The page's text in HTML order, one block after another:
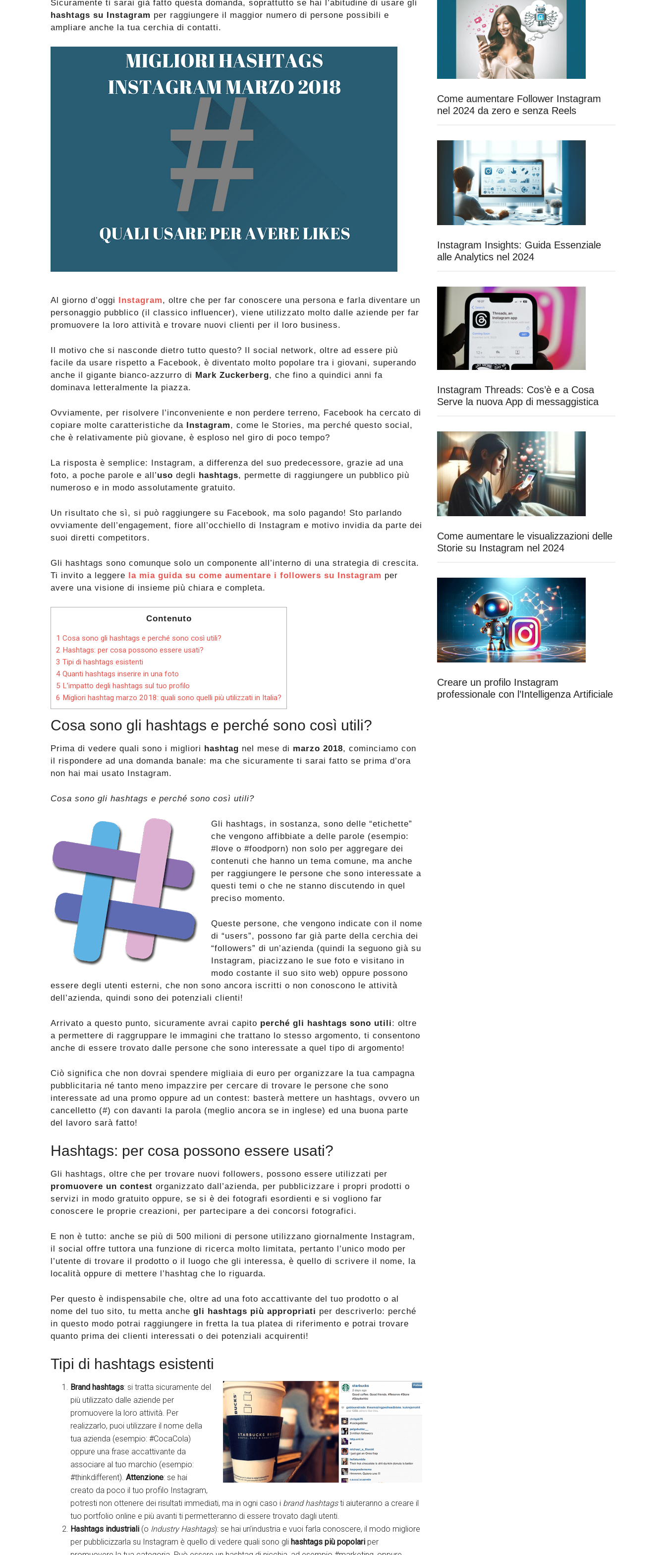
Sicuramente ti sarai già fatto questa domanda, soprattutto se hai l’abitudine di usare gli
hashtags su Instagram per raggiungere il maggior numero di persone possibili e
ampliare anche la tua cerchia di contatti.
Al giorno d’oggi Instagram, oltre che per far conoscere una persona e farla diventare un
personaggio pubblico (il classico influencer), viene utilizzato molto dalle aziende per far
promuovere la loro attività e trovare nuovi clienti per il loro business.
Il motivo che si nasconde dietro tutto questo? Il social network, oltre ad essere più
facile da usare rispetto a Facebook, è diventato molto popolare tra i giovani, superando
anche il gigante bianco-azzurro di Mark Zuckerberg, che fino a quindici anni fa
dominava letteralmente la piazza.
Ovviamente, per risolvere l’inconveniente e non perdere terreno, Facebook ha cercato di
copiare molte caratteristiche da Instagram, come le Stories, ma perché questo social,
che è relativamente più giovane, è esploso nel giro di poco tempo?
La risposta è semplice: Instagram, a differenza del suo predecessore, grazie ad una
foto, a poche parole e all’uso degli hashtags, permette di raggiungere un pubblico più
numeroso e in modo assolutamente gratuito.
Un risultato che sì, si può raggiungere su Facebook, ma solo pagando! Sto parlando
ovviamente dell’engagement, fiore all’occhiello di Instagram e motivo invidia da parte dei
suoi diretti competitors.
Gli hashtags sono comunque solo un componente all’interno di una strategia di crescita.
Ti invito a leggere la mia guida su come aumentare i followers su Instagram per
avere una visione di insieme più chiara e completa.
Contenuto
1 Cosa sono gli hashtags e perché sono così utili?
2 Hashtags: per cosa possono essere usati?
3 Tipi di hashtags esistenti
4 Quanti hashtags inserire in una foto
5 L’impatto degli hashtags sul tuo profilo
6 Migliori hashtag marzo 2018: quali sono quelli più utilizzati in Italia?
Cosa sono gli hashtags e perché sono così utili?
Prima di vedere quali sono i migliori hashtag nel mese di marzo 2018, cominciamo con
il rispondere ad una domanda banale: ma che sicuramente ti sarai fatto se prima d’ora
non hai mai usato Instagram.
Cosa sono gli hashtags e perché sono così utili?
Gli hashtags, in sostanza, sono delle “etichette”
che vengono affibbiate a delle parole (esempio:
#love o #foodporn) non solo per aggregare dei
contenuti che hanno un tema comune, ma anche
per raggiungere le persone che sono interessate a
questi temi o che ne stanno discutendo in quel
preciso momento.
Queste persone, che vengono indicate con il nome
di “users”, possono far già parte della cerchia dei
“followers” di un’azienda (quindi la seguono già su
Instagram, piacizzano le sue foto e visitano in
modo costante il suo sito web) oppure possono
essere degli utenti esterni, che non sono ancora iscritti o non conoscono le attività
dell’azienda, quindi sono dei potenziali clienti!
Arrivato a questo punto, sicuramente avrai capito perché gli hashtags sono utili: oltre
a permettere di raggruppare le immagini che trattano lo stesso argomento, ti consentono
anche di essere trovato dalle persone che sono interessate a quel tipo di argomento!
Ciò significa che non dovrai spendere migliaia di euro per organizzare la tua campagna
pubblicitaria né tanto meno impazzire per cercare di trovare le persone che sono
interessate ad una promo oppure ad un contest: basterà mettere un hashtags, ovvero un
cancelletto (#) con davanti la parola (meglio ancora se in inglese) ed una buona parte
del lavoro sarà fatto!
Hashtags: per cosa possono essere usati?
Gli hashtags, oltre che per trovare nuovi followers, possono essere utilizzati per
promuovere un contest organizzato dall’azienda, per pubblicizzare i propri prodotti o
servizi in modo gratuito oppure, se si è dei fotografi esordienti e si vogliono far
conoscere le proprie creazioni, per partecipare a dei concorsi fotografici.
E non è tutto: anche se più di 500 milioni di persone utilizzano giornalmente Instagram,
il social offre tuttora una funzione di ricerca molto limitata, pertanto l’unico modo per
l’utente di trovare il prodotto o il luogo che gli interessa, è quello di scrivere il nome, la
località oppure di mettere l’hashtag che lo riguarda.
Per questo è indispensabile che, oltre ad una foto accattivante del tuo prodotto o al
nome del tuo sito, tu metta anche gli hashtags più appropriati per descriverlo: perché
in questo modo potrai raggiungere in fretta la tua platea di riferimento e potrai trovare
quanto prima dei clienti interessati o dei potenziali acquirenti!
Tipi di hashtags esistenti
Brand hashtags: si tratta sicuramente del
più utilizzato dalle aziende per
promuovere la loro attività. Per
realizzarlo, puoi utilizzare il nome della
tua azienda (esempio: #CocaCola)
oppure una frase accattivante da
associare al tuo marchio (esempio:
#thinkdifferent). Attenzione: se hai
creato da poco il tuo profilo Instagram,
potresti non ottenere dei risultati immediati, ma in ogni caso i brand hashtagsti aiuteranno a creare il
tuo portfolio online e più avanti ti permetteranno di essere trovato dagli utenti.
Hashtags industriali (o Industry Hashtags): se hai un’industria e vuoi farla conoscere, il modo migliore
per pubblicizzarla su Instagram è quello di vedere quali sono gli hashtags più popolari per
Come aumentare Follower Instagram
nel 2024 da zero e senza Reels
Instagram Insights: Guida Essenziale
alle Analytics nel 2024
Instagram Threads: Cos’è e a Cosa
Serve la nuova App di messaggistica
Come aumentare le visualizzazioni delle
Storie su Instagram nel 2024
Creare un profilo Instagram
professionale con l’Intelligenza Artificiale